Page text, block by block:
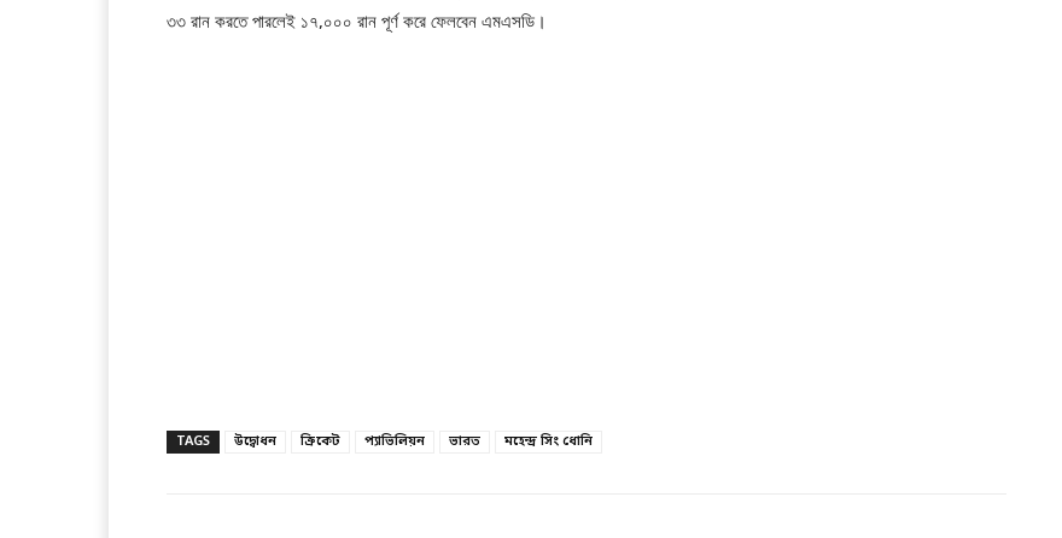
৩৩ রান করতে পারলেই ১৭,০০০ রান পূর্ণ করে ফেলবেন এমএসডি।
TAGS উদ্বোধন ক্রিকেট প্যাভিলিয়ন ভারত মহেন্দ্র সিং ধোনি